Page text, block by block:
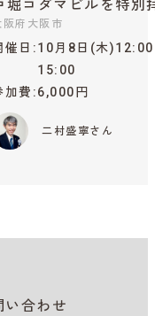
堀コダマビルを特別
阪府大阪市
催日
10月8日(木
15:00
加費 6,000円
二村盛寧さん
い合わせ